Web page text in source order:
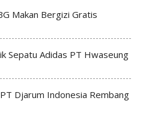
Makan Bergizi Gratis
Sepatu Adidas PT Hwaseung
Djarum Indonesia Rembang